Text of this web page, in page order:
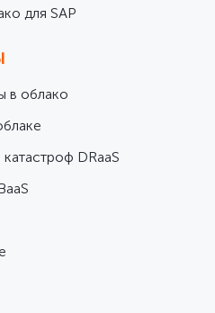
для SAP
в облако
DRaaS